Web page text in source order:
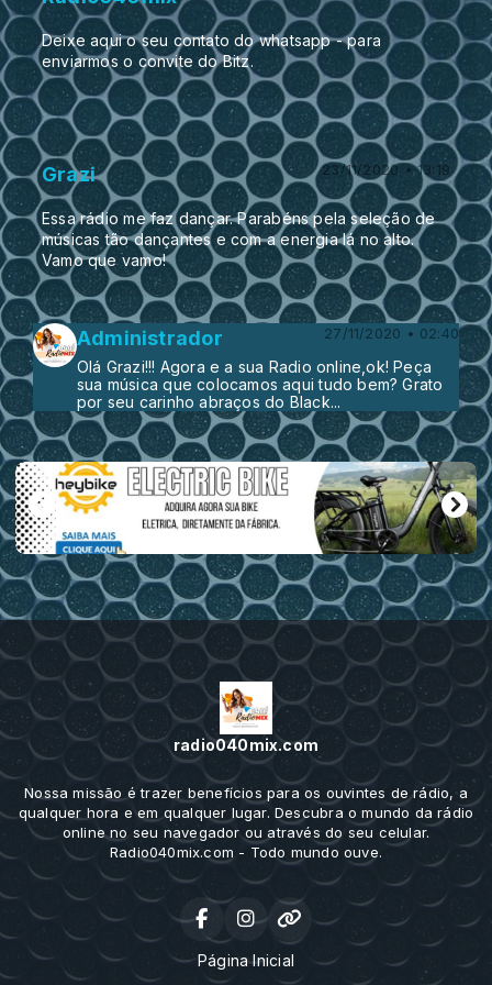
Deixe aqui o seu contato do whatsapp - para
enviarmos o convite do Bitz.
Grazi 23/11/2020 • 13:19
Essa rádio me faz dançar. Parabéns pela seleção de
músicas tão dançantes e com a energia lá no alto.
Vamo que vamo!
Administrador 27/11/2020 • 02:40
Olá Grazi!!! Agora e a sua Radio online,ok! Peça
sua música que colocamos aqui tudo bem? Grato
por seu carinho abraços do Black...
radio040mix.com
Nossa missão é trazer benefícios para os ouvintes de rádio, a
qualquer hora e em qualquer lugar. Descubra o mundo da rádio
online no seu navegador ou através do seu celular.
Radio040mix.com - Todo mundo ouve.
Página Inicial